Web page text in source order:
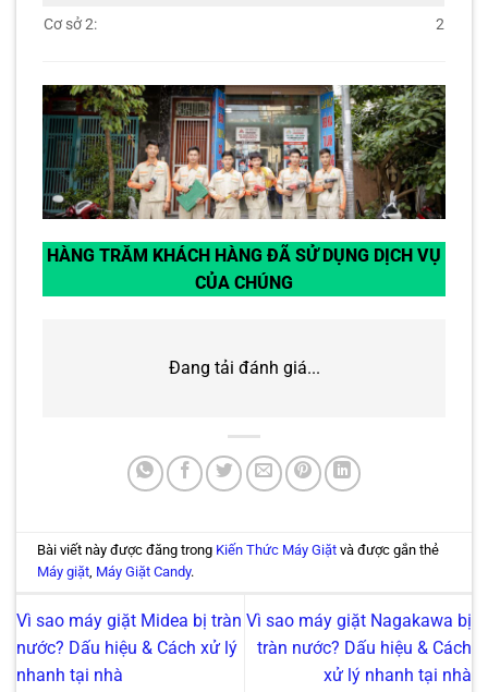
Cơ sở 2:
2
HÀNG TRĂM KHÁCH HÀNG ĐÃ SỬ DỤNG DỊCH VỤ
CỦA CHÚNG
Đang tải đánh giá...
Bài viết này được đăng trong Kiến Thức Máy Giặt và được gắn thẻ
Máy giặt, Máy Giặt Candy.
Vì sao máy giặt Midea bị tràn
nước? Dấu hiệu & Cách xử lý
nhanh tại nhà
Vì sao máy giặt Nagakawa bị
tràn nước? Dấu hiệu & Cách
xử lý nhanh tại nhà